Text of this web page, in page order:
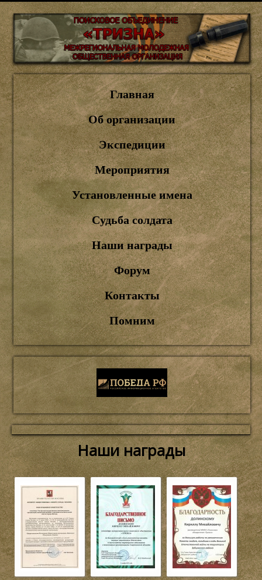
Главная
Об организации
Экспедиции
Мероприятия
Установленные имена
Судьба солдата
Наши награды
Форум
Контакты
Помним
Наши награды